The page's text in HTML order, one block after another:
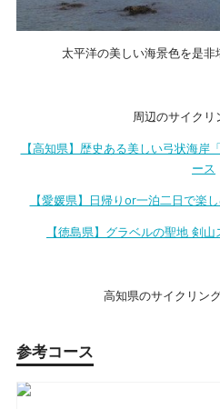
太平洋の美しい海景色を是非
周辺のサイクリ
【高知県】歴史ある美しい弓状海岸
ース
【愛媛県】日帰りor一泊二日で楽
【徳島県】グラベルの聖地 剣
高知県のサイクリン
参考コース